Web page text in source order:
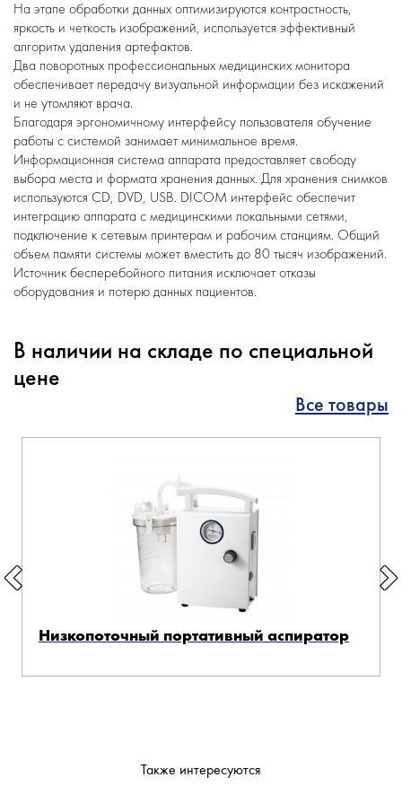
На этапе обработки данных оптимизируются контрастность,
яркость и четкость изображений, используется эффективный
алгоритм удаления артефактов.
Два поворотных профессиональных медицинских монитора
обеспечивает передачу визуальной информации без искажений
и не утомляют врача.
Благодаря эргономичному интерфейсу пользователя обучение
работы с системой занимает минимальное время.
Информационная система аппарата предоставляет свободу
выбора места и формата хранения данных. Для хранения снимков
используются CD, DVD, USB. DICOM интерфейс обеспечит
интеграцию аппарата с медицинскими локальными сетями,
подключение к сетевым принтерам и рабочим станциям. Общий
объем памяти системы может вместить до 80 тысяч изображений.
Источник бесперебойного питания исключает отказы
оборудования и потерю данных пациентов.
В наличии на складе по специальной
цене
Все товары
Низкопоточный портативный аспиратор
Также интересуются